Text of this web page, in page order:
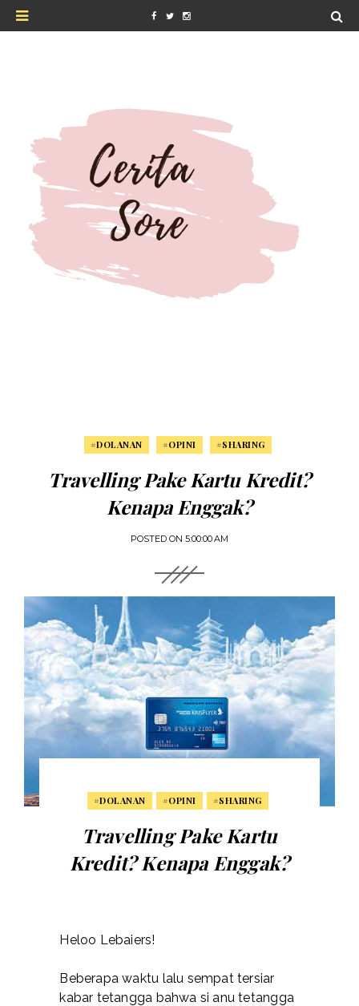
#DOLANAN #OPINI #SHARING
Travelling Pake Kartu Kredit?
Kenapa Enggak?
POSTED ON 5:00:00 AM
#DOLANAN #OPINI #SHARING
Travelling Pake Kartu
Kredit? Kenapa Enggak?
Heloo Lebaiers!
Beberapa waktu lalu sempat tersiar
kabar tetangga bahwa si anu tetangga